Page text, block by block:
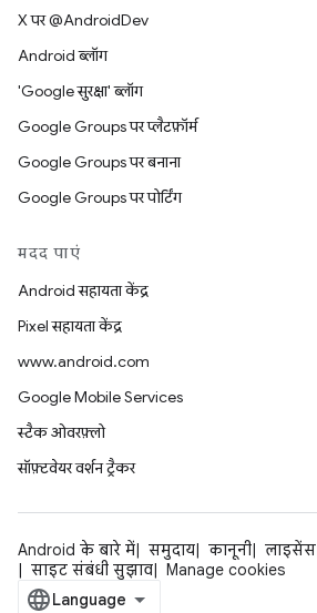
X पर @AndroidDev
Android ब्लॉग
'Google सुरक्षा' ब्लॉग
Google Groups पर प्लैटफ़ॉर्म
Google Groups पर बनाना
Google Groups पर पोर्टिंग
मदद पाएं
Android सहायता केंद्र
Pixel सहायता केंद्र
www.android.com
Google Mobile Services
स्टैक ओवरफ़्लो
सॉफ़्टवेयर वर्शन ट्रैकर
Android के बारे में समुदाय कानूनी लाइसेंस
साइट संबंधी सुझाव
Manage cookies